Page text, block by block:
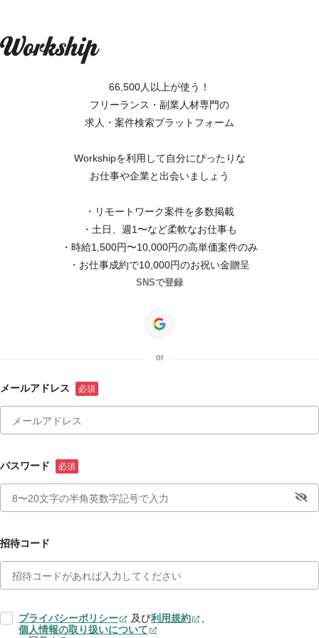
66,500人以上が使う！
フリーランス・副業人材専門の
求人・案件検索プラットフォーム
Workshipを利用して自分にぴったりな
お仕事や企業と出会いましょう
・リモートワーク案件を多数掲載
・土日、週1〜など柔軟なお仕事も
・時給1,500円〜10,000円の高単価案件のみ
・お仕事成約で10,000円のお祝い金贈呈
SNSで登録
or
メールアドレス
パスワード
招待コード
プライバシーポリシー 及び利用規約
、
個人情報の取り扱いについて